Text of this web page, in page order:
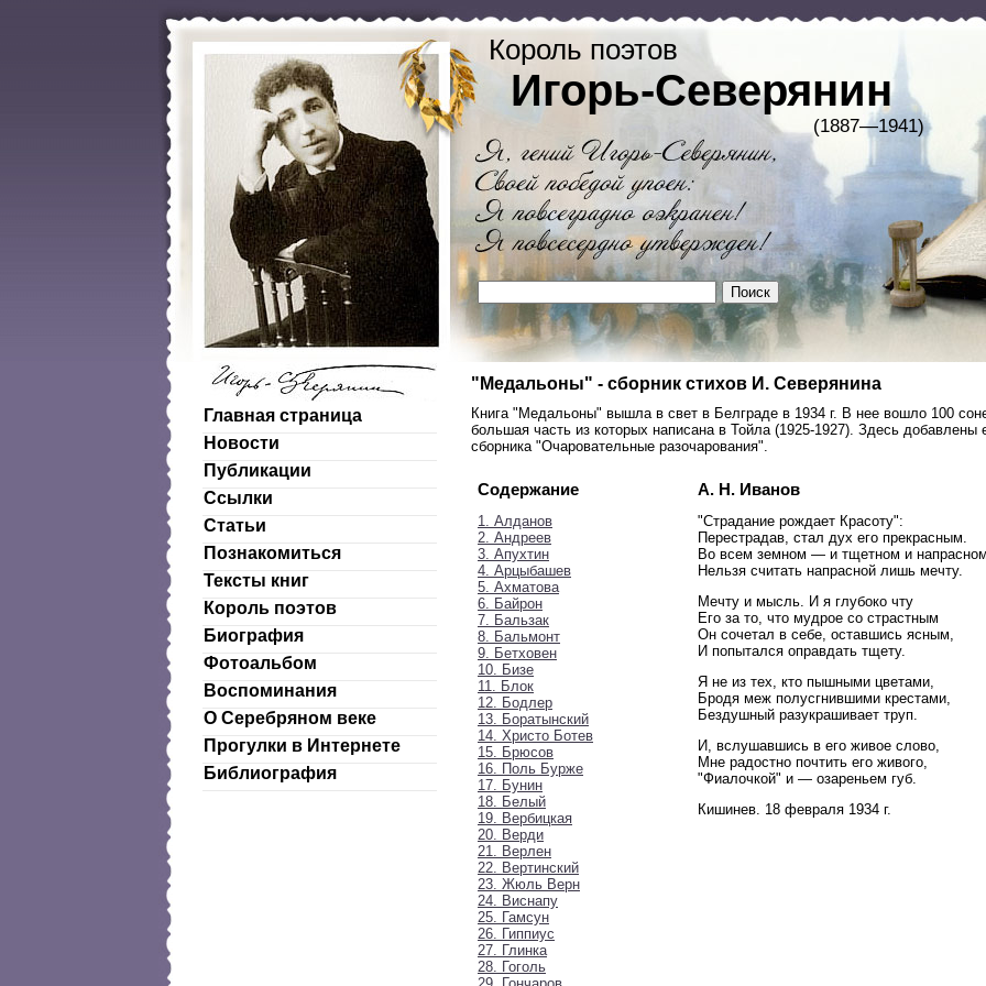
Король поэтов
Игорь-Северянин
(1887—1941)
Главная страница
Новости
Публикации
Ссылки
Статьи
Познакомиться
Тексты книг
Король поэтов
Биография
Фотоальбом
Воспоминания
О Серебряном веке
Прогулки в Интернете
Библиография
"Медальоны" - сборник стихов И. Северянина
Книга "Медальоны" вышла в свет в Белграде в 1934 г. В нее вошло 100
большая часть из которых написана в Тойла (1925-1927). Здесь
сборника "Очаровательные разочарования".
Содержание
1. Алданов
2. Андреев
3. Апухтин
4. Арцыбашев
5. Ахматова
6. Байрон
7. Бальзак
8. Бальмонт
9. Бетховен
10. Бизе
11. Блок
12. Бодлер
13. Боратынский
14. Христо Ботев
15. Брюсов
16. Поль Бурже
17. Бунин
18. Белый
19. Вербицкая
20. Верди
21. Верлен
22. Вертинский
23. Жюль Верн
24. Виснапу
25. Гамсун
26. Гиппиус
27. Глинка
28. Гоголь
А. Н. Иванов
"Страдание рождает Красоту":
Перестрадав, стал дух его прекрасным.
Во всем земном — и тщетном и
Нельзя считать напрасной лишь мечту.
Мечту и мысль. И я глубоко чту
Его за то, что мудрое со страстным
Он сочетал в себе, оставшись ясным,
И попытался оправдать тщету.
Я не из тех, кто пышными цветами,
Бродя меж полусгнившими крестами,
Бездушный разукрашивает труп.
И, вслушавшись в его живое слово,
Мне радостно почтить его живого,
"Фиалочкой" и — озареньем губ.
Кишинев. 18 февраля 1934 г.